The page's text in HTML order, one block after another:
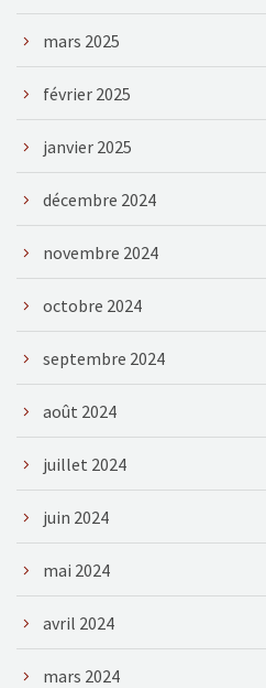
mars 2025
février 2025
janvier 2025
décembre 2024
novembre 2024
octobre 2024
septembre 2024
août 2024
juillet 2024
juin 2024
mai 2024
avril 2024
mars 2024